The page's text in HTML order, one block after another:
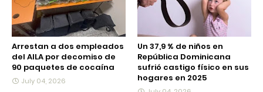
Arrestan a dos empleados
del AILA por decomiso de
90 paquetes de cocaína
July 04, 2026
Un 37,9 % de niños en
República Dominicana
sufrió castigo físico en sus
hogares en 2025